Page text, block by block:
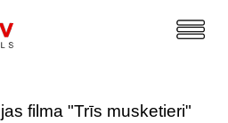
filma "Trīs musketieri"